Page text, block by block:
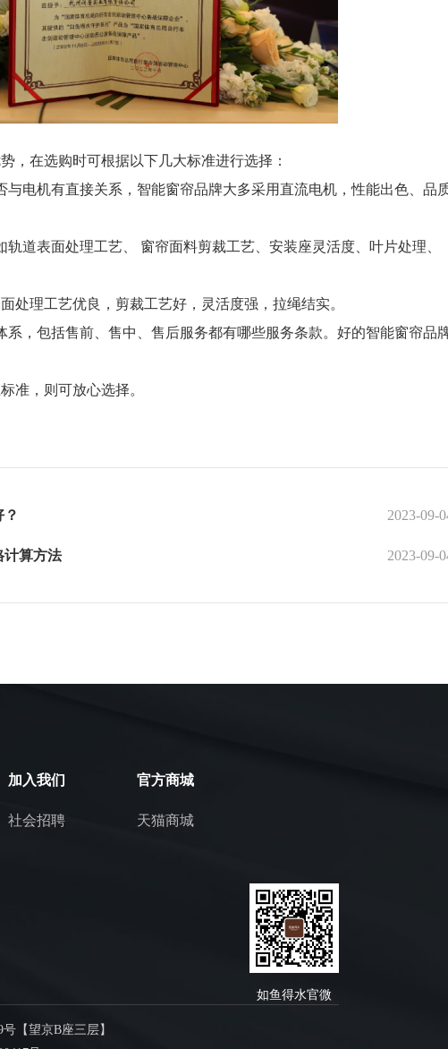
在选购时可根据以下几大标准进行选择：
电机有直接关系，智能窗帘品牌大多采用直流电机，性能出色、品
表面处理工艺、 窗帘面料剪裁工艺、安装座灵活度、叶片处理、
理工艺优良，剪裁工艺好，灵活度强，拉绳结实。
，包括售前、售中、售后服务都有哪些服务条款。好的智能窗帘品
，则可放心选择。
2023-09-
计算方法 2023-09-
加入我们
社会招聘
官方商城
天猫商城
如鱼得水官微
【望京B座三层】